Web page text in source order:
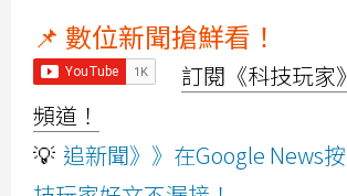
📌 數位新聞搶鮮看！
訂閱《科技玩家
頻道！
💡 追新聞》》在Google News